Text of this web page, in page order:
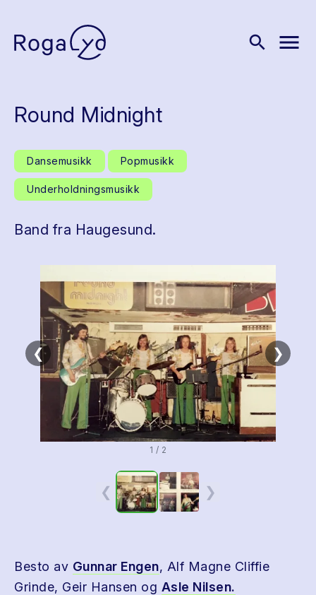
search menu
Round Midnight
Dansemusikk Popmusikk
Underholdningsmusikk
Band fra Haugesund.
❮ ❯
1 / 2
❮ ❯
Besto av Gunnar Engen, Alf Magne Cliffie
Grinde, Geir Hansen og Asle Nilsen.